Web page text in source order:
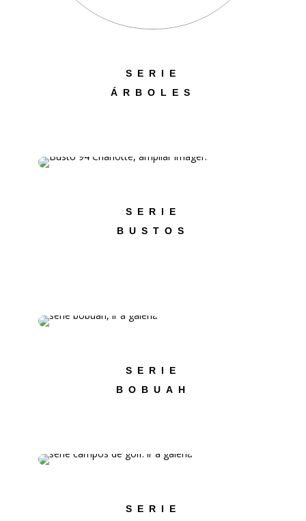
SERIE
ÁRBOLES
SERIE
BUSTOS
SERIE
BOBUAH
SERIE